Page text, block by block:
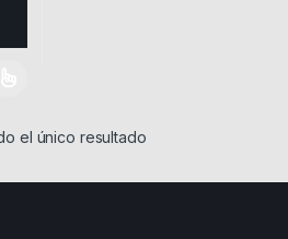
variantes. Las opciones se
el único resultado